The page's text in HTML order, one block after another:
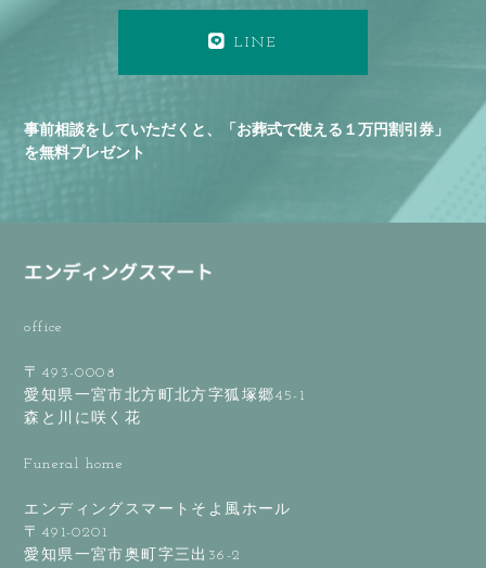
LINE
事前相談をしていただくと、「お葬式で使える１万円割引券」
を無料プレゼント
office
〒493-0008
愛知県一宮市北方町北方字狐塚郷45-1
森と川に咲く花
Funeral home
エンディングスマートそよ風ホール
〒491-0201
愛知県一宮市奥町字三出36-2